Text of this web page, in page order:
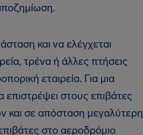
και να ελέγχεται
τρένα ή άλλες πτήσεις
εταιρεία. Για μια
στους επιβάτες
και σε απόσταση μεγαλύτερη
στο αεροδρόμιο